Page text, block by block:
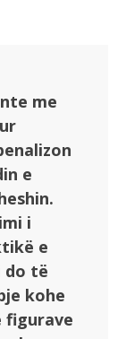
me
e
i
e
do të
kohe
figurave